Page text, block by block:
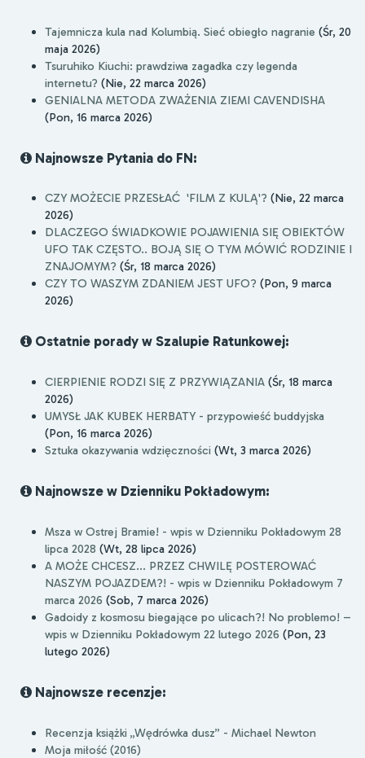
Tajemnicza kula nad Kolumbią. Sieć obiegło nagranie (Śr, 20
maja 2026)
Tsuruhiko Kiuchi: prawdziwa zagadka czy legenda
internetu? (Nie, 22 marca 2026)
GENIALNA METODA ZWAŻENIA ZIEMI CAVENDISHA
(Pon, 16 marca 2026)
Najnowsze Pytania do FN:
CZY MOŻECIE PRZESŁAĆ 'FILM Z KULĄ'? (Nie, 22 marca
2026)
DLACZEGO ŚWIADKOWIE POJAWIENIA SIĘ OBIEKTÓW
UFO TAK CZĘSTO.. BOJĄ SIĘ O TYM MÓWIĆ RODZINIE I
ZNAJOMYM? (Śr, 18 marca 2026)
CZY TO WASZYM ZDANIEM JEST UFO? (Pon, 9 marca
2026)
Ostatnie porady w Szalupie Ratunkowej:
CIERPIENIE RODZI SIĘ Z PRZYWIĄZANIA (Śr, 18 marca
2026)
UMYSŁ JAK KUBEK HERBATY - przypowieść buddyjska
(Pon, 16 marca 2026)
Sztuka okazywania wdzięczności (Wt, 3 marca 2026)
Najnowsze w Dzienniku Pokładowym:
Msza w Ostrej Bramie! - wpis w Dzienniku Pokładowym 28
lipca 2028 (Wt, 28 lipca 2026)
A MOŻE CHCESZ... PRZEZ CHWILĘ POSTEROWAĆ
NASZYM POJAZDEM?! - wpis w Dzienniku Pokładowym 7
marca 2026 (Sob, 7 marca 2026)
Gadoidy z kosmosu biegające po ulicach?! No problemo! –
wpis w Dzienniku Pokładowym 22 lutego 2026 (Pon, 23
lutego 2026)
Najnowsze recenzje:
Recenzja książki „Wędrówka dusz” - Michael Newton
Moja miłość (2016)